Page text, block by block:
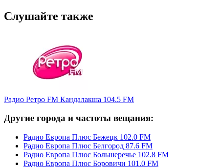
Слушайте также
Радио Ретро FM Кандалакша 104.5 FM
Другие города и частоты вещания:
Радио Европа Плюс Бежецк 102.0 FM
Радио Европа Плюс Белгород 87.6 FM
Радио Европа Плюс Большеречье 102.8 FM
Радио Европа Плюс Боровичи 101.0 FM